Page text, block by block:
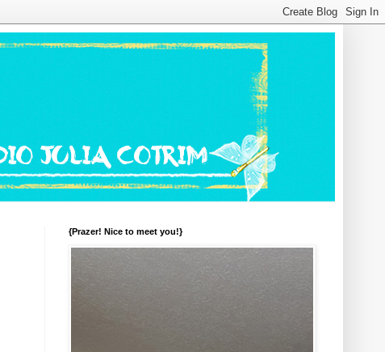
{Prazer! Nice to meet you!}